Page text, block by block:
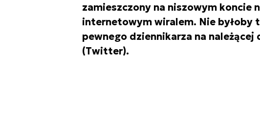
zamieszczony na niszowym koncie
internetowym wiralem. Nie byłoby
pewnego dziennikarza na
(Twitter).